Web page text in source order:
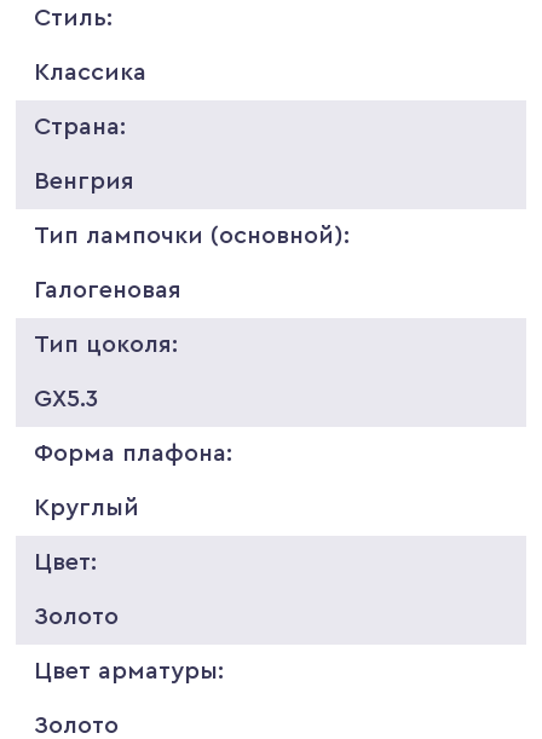
Стиль:
Классика
Страна:
Венгрия
Тип лампочки (основной):
Галогеновая
Тип цоколя:
GX5.3
Форма плафона:
Круглый
Цвет:
Золото
Цвет арматуры:
Золото